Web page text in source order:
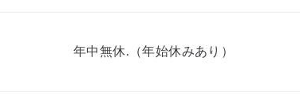
年中無休.（年始休みあり）